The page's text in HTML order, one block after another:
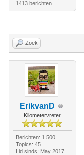
1413 berichten
Zoek
ErikvanD
Kilometervreter
Berichten: 1.500
Topics: 45
Lid sinds: May 2017